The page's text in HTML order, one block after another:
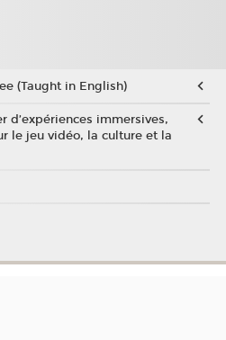
(Taught in English)
d’expériences immersives,
le jeu vidéo, la culture et la